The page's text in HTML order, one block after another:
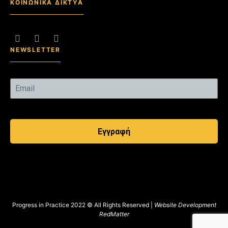
ΚΟΙΝΩΝΙΚΑ ΔΙΚΤΥΑ
NEWSLETTER
Εγγραφή
Progress in Practice 2022 © All Rights Reserved | Website Development
RedMatter